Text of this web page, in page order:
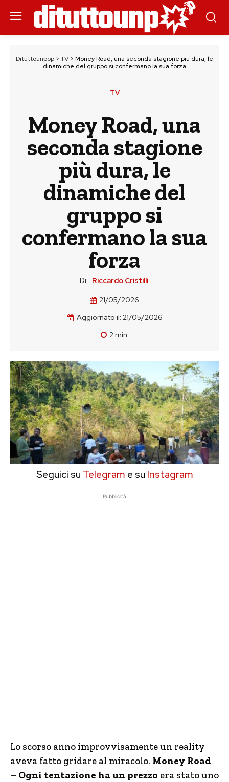
Dituttounpop > TV > Money Road, una seconda stagione più dura, le
dinamiche del gruppo si confermano la sua forza
TV
Money Road, una
seconda stagione
più dura, le
dinamiche del
gruppo si
confermano la sua
forza
Di: Riccardo Cristilli
21/05/2026
Aggiornato il: 21/05/2026
2min.
Seguici su Telegram e su Instagram
Pubblicità
Lo scorso anno improvvisamente un reality
aveva fatto gridare al miracolo. Money Road
– Ogni tentazione ha un prezzo era stato uno